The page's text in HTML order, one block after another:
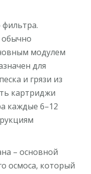
модулем
для
и грязи из
картриджи
каждые 6–12
– основной
осмоса, который